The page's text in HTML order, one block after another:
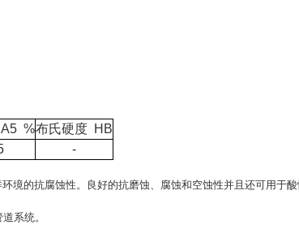
A5 %布氏硬度 HB
-
境的抗腐蚀性。良好的抗磨蚀、腐蚀和空蚀性并且还可用于酸
系统。